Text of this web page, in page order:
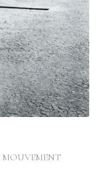
MOUVEMENT